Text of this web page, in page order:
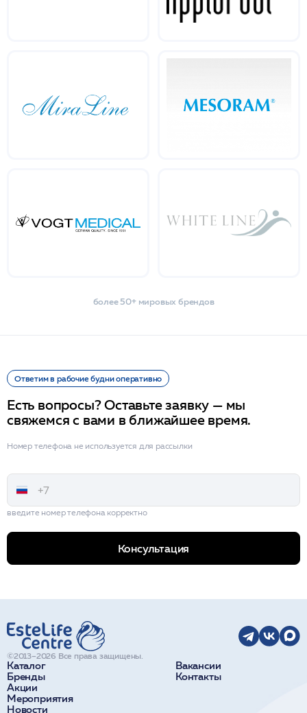
более 50+ мировых брендов
Ответим в рабочие будни оперативно
Есть вопросы? Оставьте заявку — мы
свяжемся с вами в ближайшее время.
Номер телефона не используется для рассылки
введите номер телефона корректно
Консультация
Каталог
Бренды
Акции
Мероприятия
Новости
Вакансии
Контакты
©2013–2026 Все права защищены.